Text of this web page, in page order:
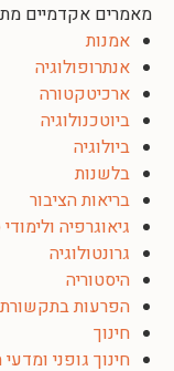
מאמרים אקדמיים
אמנות
אנתרופולוגיה
ארכיטקטורה
ביוטכנולוגיה
ביולוגיה
בלשנות
בריאות הציבור
גיאוגרפיה
גרונטולוגיה
היסטוריה
הפרעות בתקשורת
חינוך
חינוך גופני